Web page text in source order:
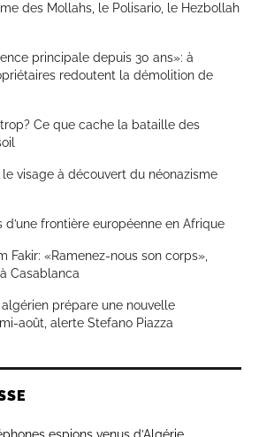
des Mollahs, le Polisario, le Hezbollah
principale depuis 30 ans»: à
redoutent la démolition de
Ce que cache la bataille des
visage à découvert du néonazisme
d’une frontière européenne en Afrique
Fakir: «Ramenez-nous son corps»,
Casablanca
prépare une nouvelle
août, alerte Stefano Piazza